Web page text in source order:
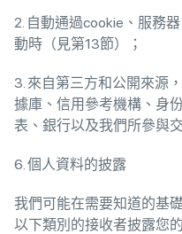
2. 自動通過cookie、服務
動時（見第13節）；
3. 來自第三方和公開來源
據庫、信用參考機構、身
表、銀行以及我們所參與
6. 個人資料的披露
我們可能在需要知道的基
以下類別的接收者披露您